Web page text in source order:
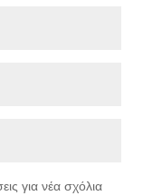
για νέα σχόλια